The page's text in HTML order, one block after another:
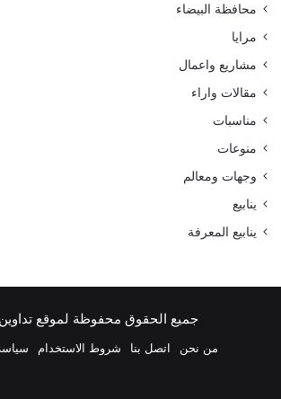
محافظة البيضاء
مرايا
مشاريع واعمال
مقالات واراء
مناسبات
منوعات
وجهات ومعالم
ينابيع
ينابيع المعرفة
جميع الحقوق محفوظة لموقع تداوين 2025
من نحن اتصل بنا شروط الاستخدام